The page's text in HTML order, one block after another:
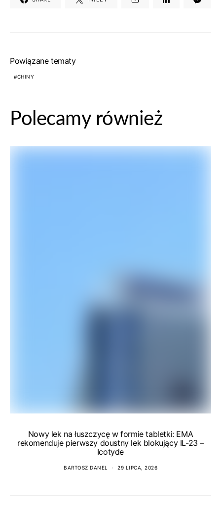
Powiązane tematy
CHINY
Polecamy również
Nowy lek na łuszczycę w formie tabletki: EMA
rekomenduje pierwszy doustny lek blokujący IL-23 –
Icotyde
BARTOSZ DANEL 29 LIPCA, 2026